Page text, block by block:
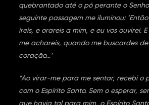
quebrantado até o pó perante o
seguinte passagem me iluminou:
ireis, e orareis a mim, e eu vos ouvirei.
me achareis, quando me buscardes
coração…’
“Ao virar-me para me sentar, recebi o
com o Espírito Santo. Sem o esperar,
que havia tal para mim, o Espírito